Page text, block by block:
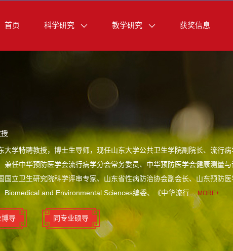
首页 科学研究 教学研究 获奖信息
大学特聘教授，博士生导师，现任山东大学公共卫生学院副院长、流行
兼任中华预防医学会流行病学分会常务委员、中华预防医学会健康测量
国立卫生研究院科学评审专家、山东省性病防治协会副会长、山东预防
Biomedical and Environmental Sciences编委、《中华流行...MORE+
博导 同专业硕导